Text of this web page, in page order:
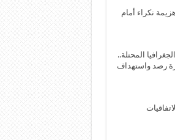
نكراء أمام
المحتلة..
رصد واستهداف